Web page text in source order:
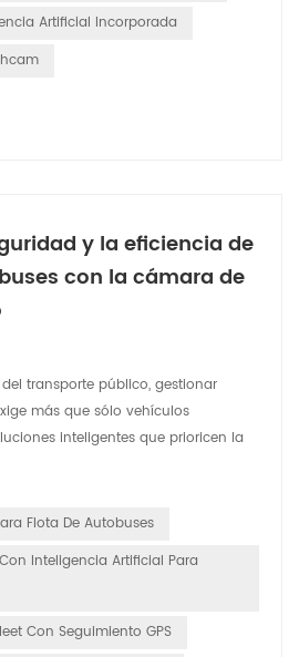
Artificial Incorporada
y la eficiencia de
con la cámara de
transporte público, gestionar
más que sólo vehículos
inteligentes que prioricen la
Huabao", una tecnología de
para flota de autobuses"
Flota De Autobuses
Inteligencia Artificial Para
Con Seguimiento GPS